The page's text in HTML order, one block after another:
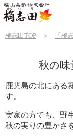
桷志田TOP＞ 「桷
秋の味
鹿児島の北にある
す。
実家の方でも、野
秋の実りの豊かさ